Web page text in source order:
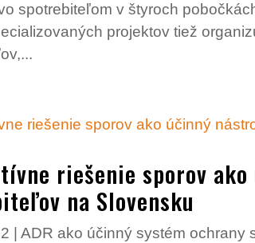
spotrebiteľom v štyroch
projektov tiež
riešenie sporov
na Slovensku
|ADR ako účinný systém ochrany